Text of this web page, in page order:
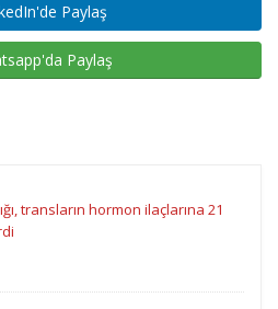
Paylaş
Paylaş
transların hormon ilaçlarına 21